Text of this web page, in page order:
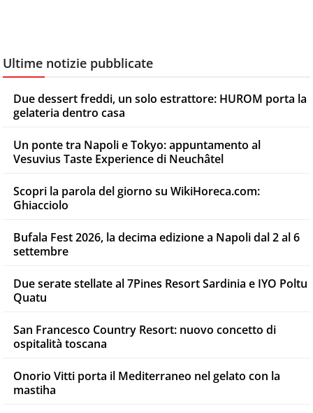
Ultime notizie pubblicate
Due dessert freddi, un solo estrattore: HUROM porta la
gelateria dentro casa
Un ponte tra Napoli e Tokyo: appuntamento al
Vesuvius Taste Experience di Neuchâtel
Scopri la parola del giorno su WikiHoreca.com:
Ghiacciolo
Bufala Fest 2026, la decima edizione a Napoli dal 2 al 6
settembre
Due serate stellate al 7Pines Resort Sardinia e IYO Poltu
Quatu
San Francesco Country Resort: nuovo concetto di
ospitalità toscana
Onorio Vitti porta il Mediterraneo nel gelato con la
mastiha